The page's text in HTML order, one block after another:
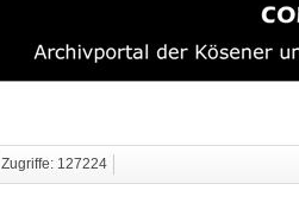
Zugriffe: 127224